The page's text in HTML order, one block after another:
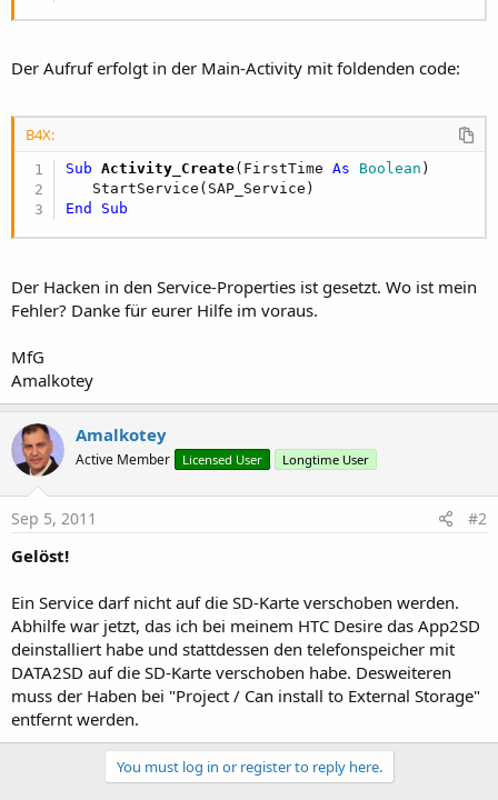
Der Aufruf erfolgt in der Main-Activity mit foldenden code:
B4X:
Sub Activity_Create(FirstTime As Boolean )
End
Sub
Der Hacken in den Service-Properties ist gesetzt. Wo ist mein
Fehler? Danke für eurer Hilfe im voraus.
MfG
Amalkotey
Amalkotey
Active Member Licensed User Longtime User
Sep 5, 2011 #2
Gelöst!
Ein Service darf nicht auf die SD-Karte verschoben werden.
Abhilfe war jetzt, das ich bei meinem HTC Desire das App2SD
deinstalliert habe und stattdessen den telefonspeicher mit
DATA2SD auf die SD-Karte verschoben habe. Desweiteren
muss der Haben bei "Project / Can install to External Storage"
entfernt werden.
You must log in or register to reply here.